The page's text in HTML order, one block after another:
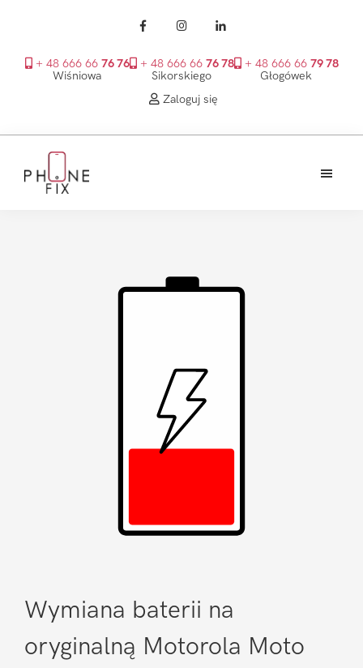
+ 48 666 66 76 76
Wiśniowa
+ 48 666 66 76 78
Sikorskiego
+ 48 666 66 79 78
Głogówek
Zaloguj się
głównego
Wymiana baterii na
oryginalną Motorola Moto